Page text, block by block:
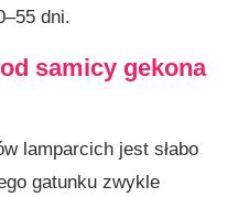
dni.
samicy gekona
lamparcich jest słabo
gatunku zwykle